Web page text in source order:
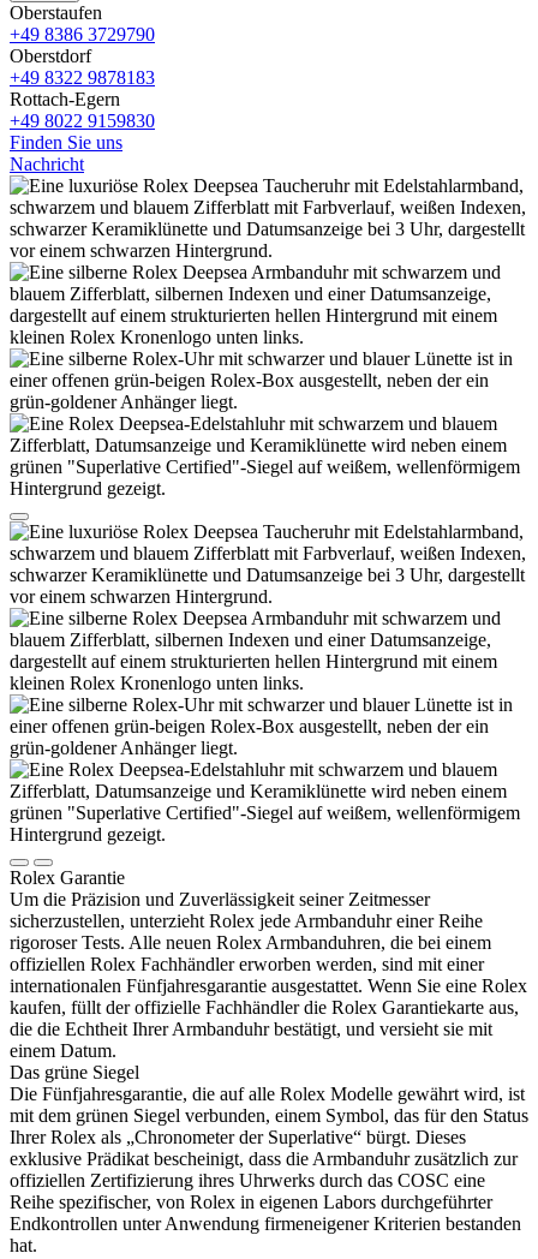
Oberstaufen
+49 8386 3729790
Oberstdorf
+49 8322 9878183
Rottach-Egern
+49 8022 9159830
Finden Sie uns
Nachricht
Rolex Garantie
Um die Präzision und Zuverlässigkeit seiner Zeitmesser
sicherzustellen, unterzieht Rolex jede Armbanduhr einer Reihe
rigoroser Tests. Alle neuen Rolex Armbanduhren, die bei einem
offiziellen Rolex Fachhändler erworben werden, sind mit einer
internationalen Fünfjahres­garantie ausgestattet. Wenn Sie eine Rolex
kaufen, füllt der offizielle Fachhändler die Rolex Garantiekarte aus,
die die Echtheit Ihrer Armbanduhr bestätigt, und versieht sie mit
einem Datum.
Das grüne Siegel
Die Fünfjahresgarantie, die auf alle Rolex Modelle gewährt wird, ist
mit dem grünen Siegel verbunden, einem Symbol, das für den Status
IhrerRolex als „Chronometer der Superlative“ bürgt. Dieses
exklusive Prädikat bescheinigt, dass die Armbanduhr zusätzlich zur
offiziellen Zertifizierung ihres Uhrwerks durch das COSC eine
Reihe spezifischer, von Rolex in eigenen Labors durchgeführter
Endkontrollen unter Anwendung firmeneigener Kriterien bestanden
hat.